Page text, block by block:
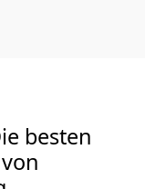
besten